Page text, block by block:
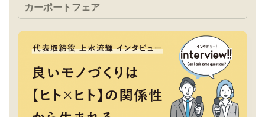
カーポートフェア